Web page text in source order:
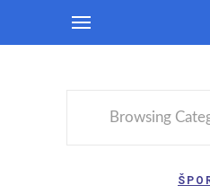
Browsing